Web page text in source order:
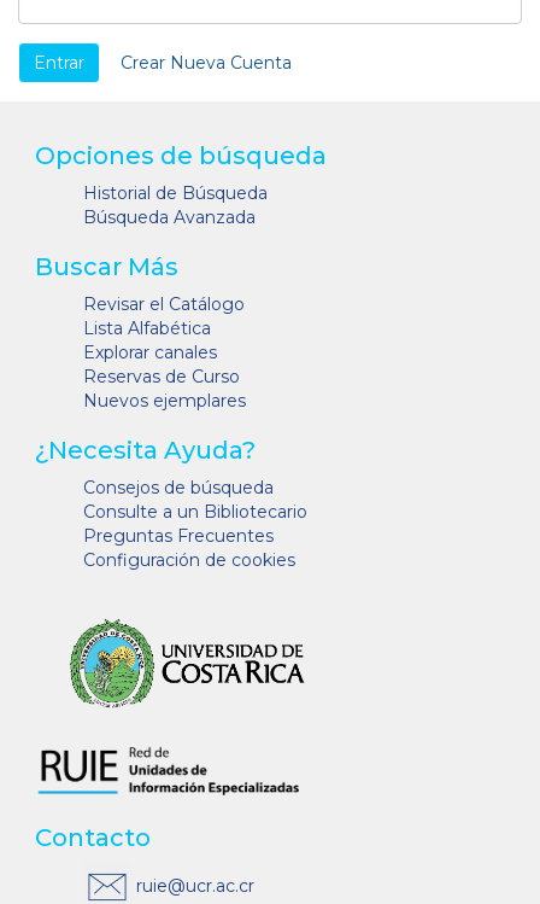
Crear Nueva Cuenta
Opciones de búsqueda
Historial de Búsqueda
Búsqueda Avanzada
Buscar Más
Revisar el Catálogo
Lista Alfabética
Explorar canales
Reservas de Curso
Nuevos ejemplares
¿Necesita Ayuda?
Consejos de búsqueda
Consulte a un Bibliotecario
Preguntas Frecuentes
Configuración de cookies
Contacto
ruie@ucr.ac.cr